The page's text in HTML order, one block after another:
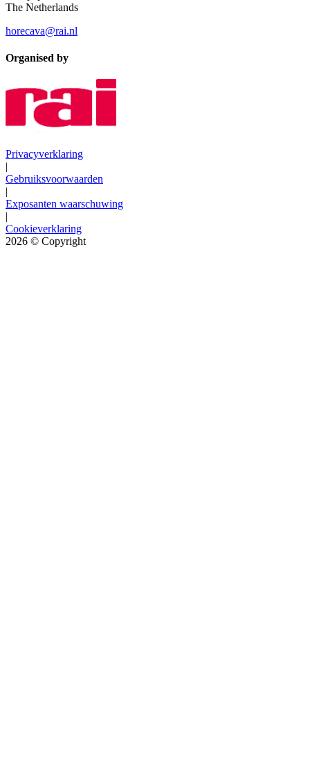
The Netherlands
horecava@rai.nl
Organised by
Privacyverklaring
|
Gebruiksvoorwaarden
|
Exposanten waarschuwing
|
Cookieverklaring
2026 © Copyright